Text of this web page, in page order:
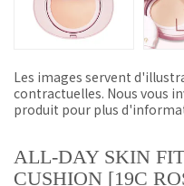
Les images servent
contractuelles. Nous vous
produit pour plus
ALL-DAY SKIN
CUSHION [19C